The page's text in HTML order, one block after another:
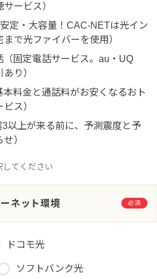
ービス）
定・大容量！CAC-NETは光イン
で光ファイバーを使用）
（固定電話サービス。au・UQ
り）
本料金と通話料がお安くなるおト
ス）
以上が来る前に、予測震度と予
）
してください
ネット環境 必須
ドコモ光
ソフトバンク光